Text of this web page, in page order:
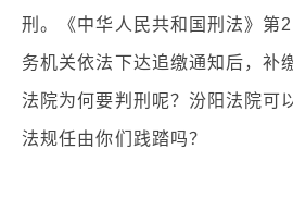
刑。《中华人民共和国刑法》第
务机关依法下达追缴通知后，补
法院为何要判刑呢？汾阳法院可
法规任由你们践踏吗？